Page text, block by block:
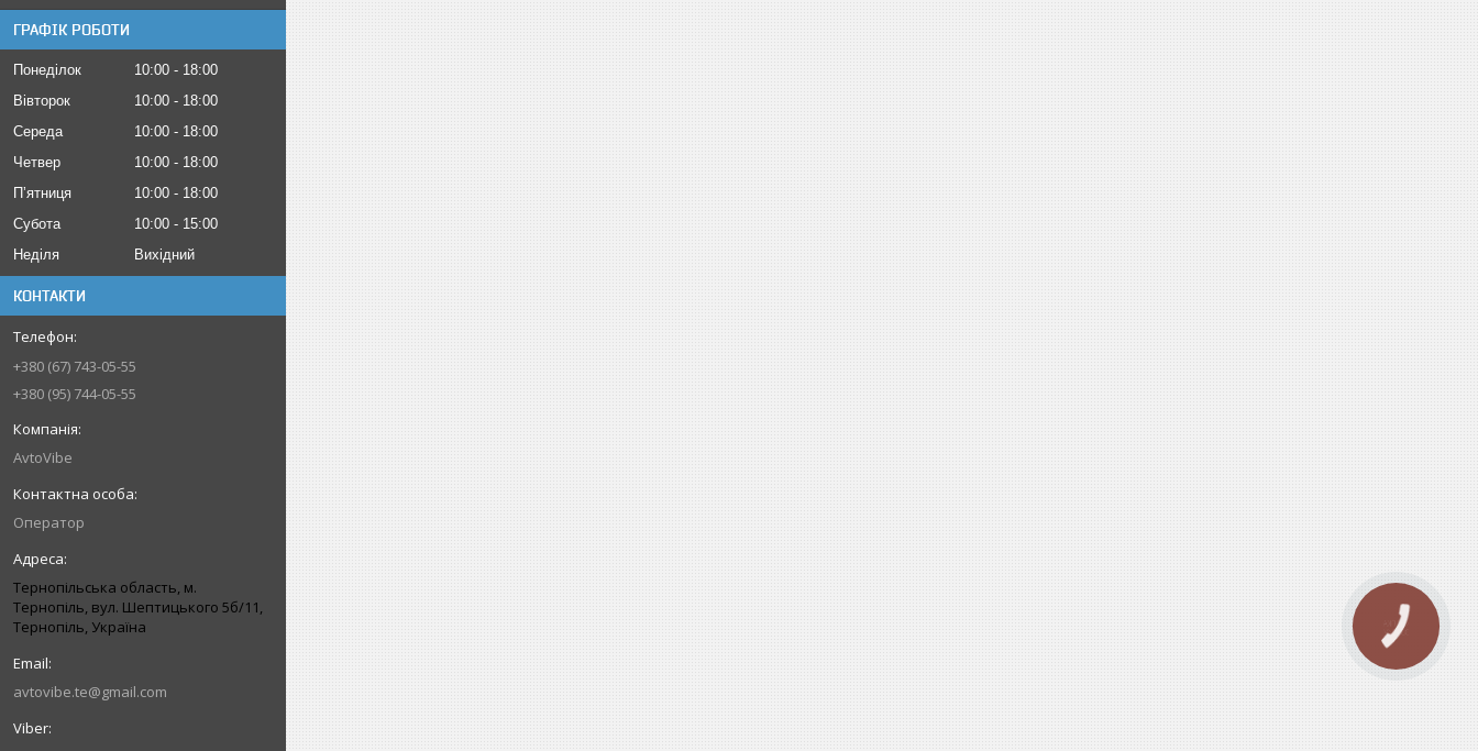
ГРАФІК РОБОТИ
Понеділок 10:00
18:00
Вівторок
10:00
18:00
Середа
10:00
18:00
Четвер
10:00
18:00
Пʼятниця
10:00
18:00
Субота
10:00
15:00
Неділя
Вихідний
КОНТАКТИ
+380 (67) 743-05-55
+380 (95) 744-05-55
AvtoVibe
Оператор
Тернопільська область, м.
Тернопіль, вул. Шептицького 5б/11,
Тернопіль, Україна
avtovibe.te@gmail.com
КНОПКА
ЗВ'ЯЗКУ